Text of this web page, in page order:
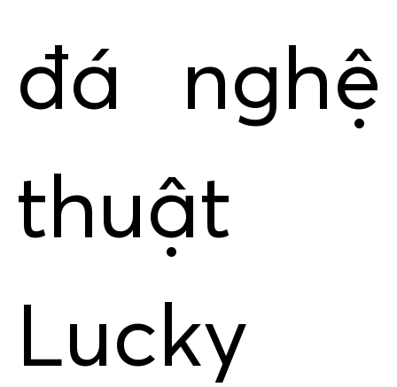
đá nghệ
thuật
Lucky